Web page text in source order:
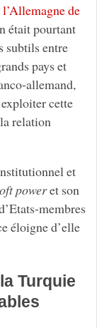
de
était pourtant
subtils entre
pays et
allemand,
cette
relation
et
poweret son
membres
éloigne d’elle
Turquie